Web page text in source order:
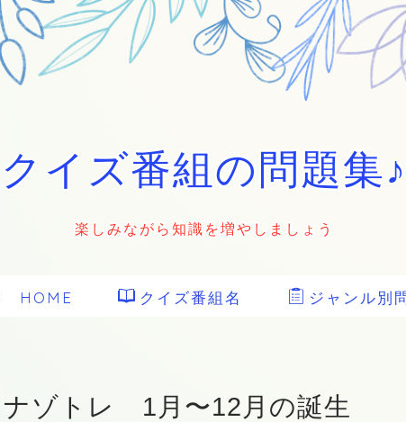
クイズ番組の問題集
楽しみながら知識を増やしましょう
HOME クイズ番組名 ジャンル別
ゾトレ 1月〜12月の誕生